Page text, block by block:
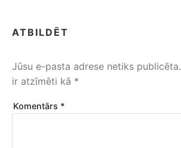
ATBILDĒT
Jūsu e-pasta adrese netiks publicēta.
ir atzīmēti kā *
Komentārs *